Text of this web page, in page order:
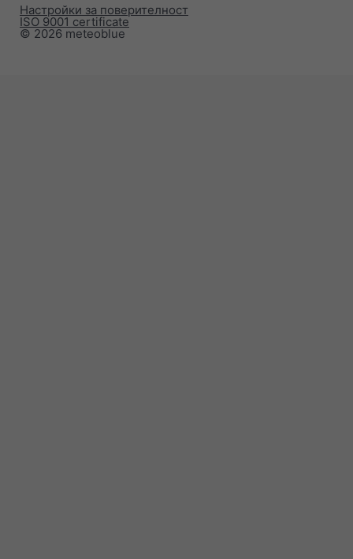
© 2026 meteoblue
ISO 9001 certificate
Настройки за поверителност